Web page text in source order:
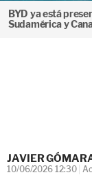
BYD ya está
Sudamérica y
JAVIER
10/06/2026 12:30